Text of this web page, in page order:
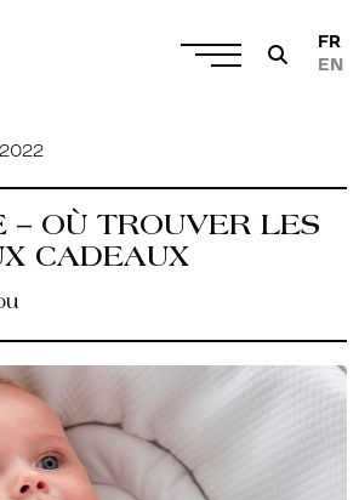
FR
EN
– OÙ TROUVER LES
CADEAUX